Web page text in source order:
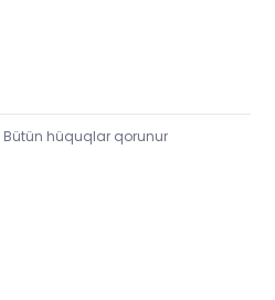
Bütün hüquqlar qorunur